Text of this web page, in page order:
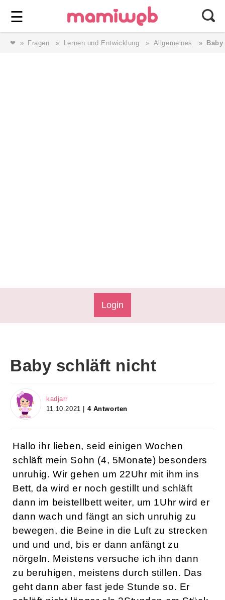
☰ ⎯ Wir lieben Familie ⎯
❤ Fragen Lernen und Entwicklung Allgemeines
Login
Baby schläft nicht
kadjarr
11.10.2021 | 4 Antworten
Hallo ihr lieben, seid einigen Wochen
schläft mein Sohn (4, 5Monate) besonders
unruhig. Wir gehen um 22Uhr mit ihm ins
Bett, da wird er noch gestillt und schläft
dann im beistellbett weiter, um 1Uhr wird er
dann wach und fängt an sich unruhig zu
bewegen, die Beine in die Luft zu strecken
und und und, bis er dann anfängt zu
nörgeln. Meistens versuche ich ihn dann
zu beruhigen, meistens durch stillen. Das
geht dann aber fast jede Stunde so. Er